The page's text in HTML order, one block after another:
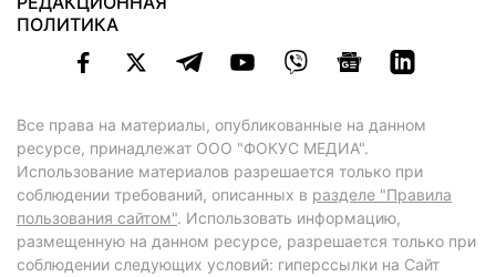
ПОЛИТИКА
Все права на материалы, опубликованные на данном
ресурсе, принадлежат ООО "ФОКУС МЕДИА".
Использование материалов разрешается только при
соблюдении требований, описанных в разделе "Правила
пользования сайтом". Использовать информацию,
размещенную на данном ресурсе, разрешается только при
соблюдении следующих условий: гиперссылки на Сайт